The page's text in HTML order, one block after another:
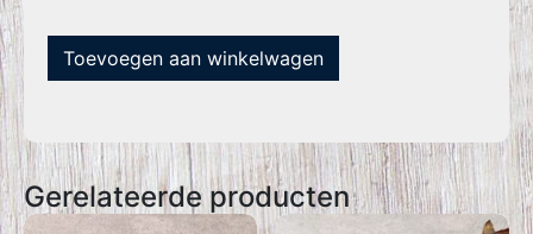
Toevoegen aan winkelwagen
Gerelateerde producten